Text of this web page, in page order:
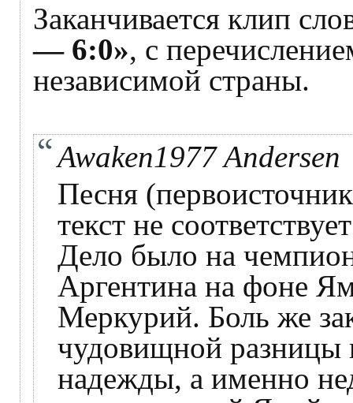
Заканчивается клип
— 6:0», с
независимой страны.
Awaken1977 Andersen
Песня
текст не
Дело было на
Аргентина на фоне
Меркурий. Боль же
чудовищной разницы
надежды, а именно